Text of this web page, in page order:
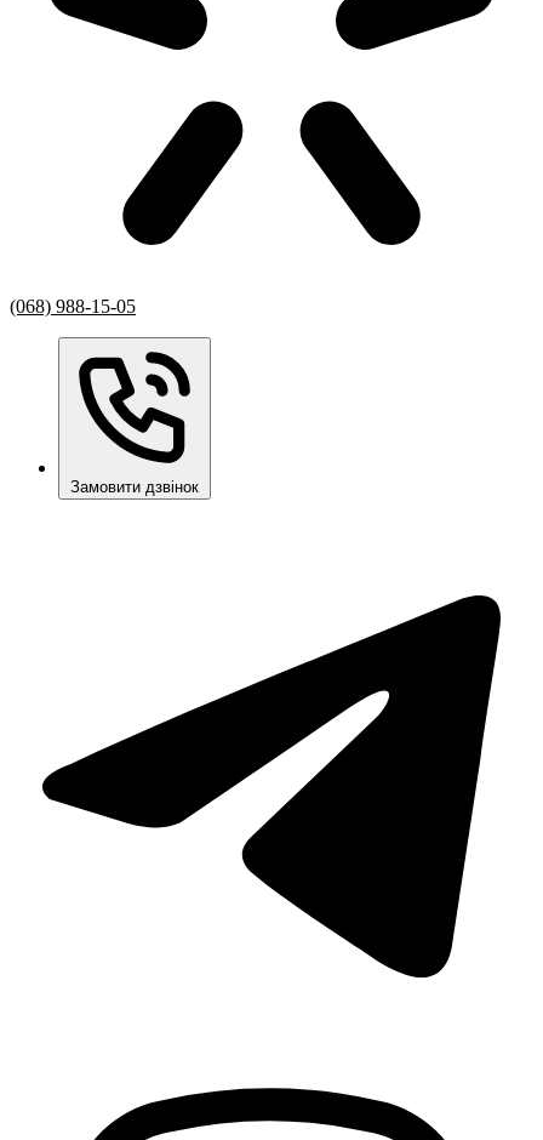
(068) 988-15-05
Замовити дзвінок